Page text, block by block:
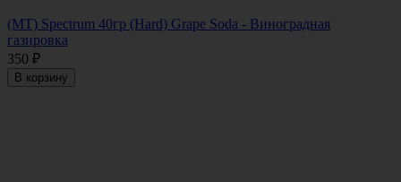
(MT) Spectrum 40гр (Hard) Grape Soda - Виноградная
газировка
350 ₽
В корзину